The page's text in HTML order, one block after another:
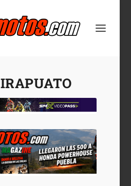
IRAPUATO